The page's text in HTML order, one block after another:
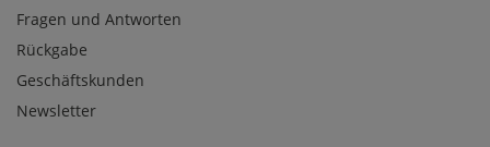
Fragen und Antworten
Rückgabe
Geschäftskunden
Newsletter